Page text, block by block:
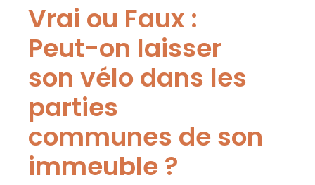
Vrai ou Faux :
Peut-on laisser
son vélo dans les
parties
communes de son
immeuble ?